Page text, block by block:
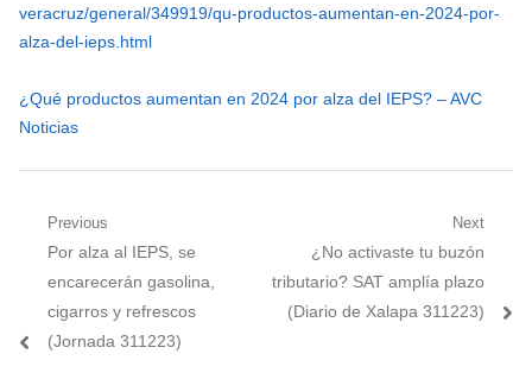
veracruz/general/349919/qu-productos-aumentan-en-2024-por-
alza-del-ieps.html
¿Qué productos aumentan en 2024 por alza del IEPS? – AVC
Noticias
Navegación
entradas
Previous
Previous
post:
Por alza al IEPS, se
encarecerán gasolina,
cigarros y refrescos
(Jornada 311223)
Next
Next
post:
¿No activaste tu buzón
tributario? SAT amplía plazo
(Diario de Xalapa 311223)